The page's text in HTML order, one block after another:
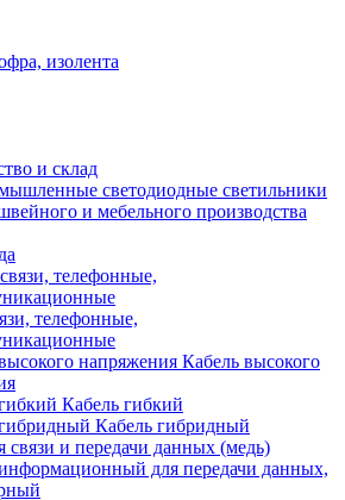
изолента
и склад
светодиодные светильники
и мебельного производства
телефонные,
Кабель высокого
Кабель гибкий
Кабель гибридный
связи и передачи данных (медь)